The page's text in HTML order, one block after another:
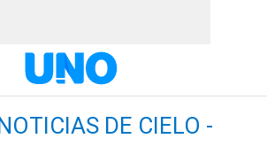
DE CIELO -